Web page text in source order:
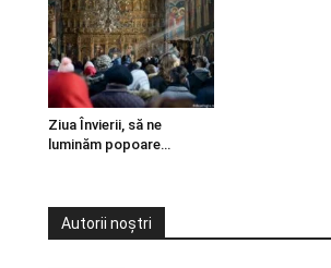
Ziua Învierii, să ne
luminăm popoare…
Autorii noștri